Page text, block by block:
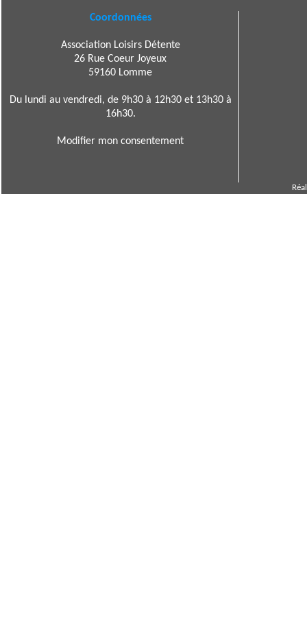
Coordonnées
Association Loisirs Détente
26 Rue Coeur Joyeux
59160 Lomme
Du lundi au vendredi, de 9h30 à 12h30 et 13h30 à
16h30.
Modifier mon consentement